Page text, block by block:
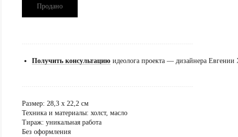
Продано
......................................................................................
Получить консультацию идеолога проекта — дизайнера Евгении
......................................................................................
Размер: 28,3 х 22,2 см
Техника и материалы: холст, масло
Тираж: уникальная работа
Без оформления